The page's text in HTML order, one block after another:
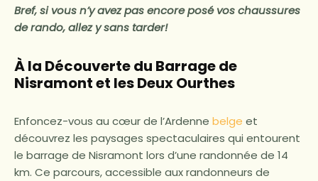
Bref, si vous n’y avez pas encore posé vos chaussures
de rando, allez y sans tarder!
À la Découverte du Barrage de
Nisramont et les Deux Ourthes
Enfoncez-vous au cœur de l’Ardenne belge et
découvrez les paysages spectaculaires qui entourent
le barrage de Nisramont lors d’une randonnée de 14
km. Ce parcours, accessible aux randonneurs de